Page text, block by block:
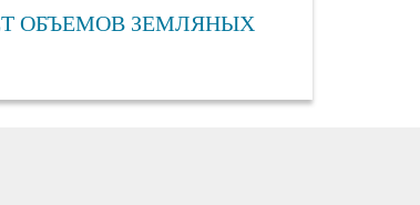
ОБЪЕМОВ ЗЕМЛЯНЫХ